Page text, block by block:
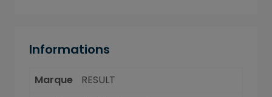
Informations
Marque
RESULT